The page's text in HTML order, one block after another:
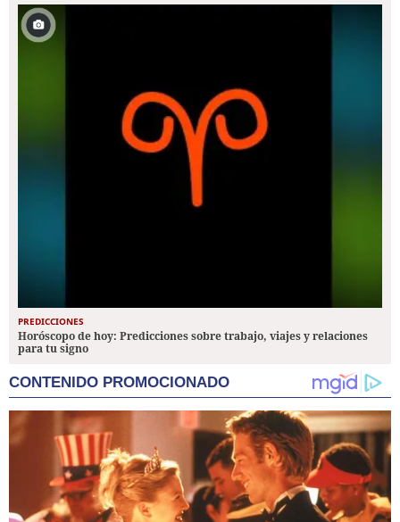
PREDICCIONES
Horóscopo de hoy: Predicciones sobre trabajo, viajes y relaciones
para tu signo
CONTENIDO PROMOCIONADO